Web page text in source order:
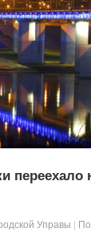
переехало
Управы